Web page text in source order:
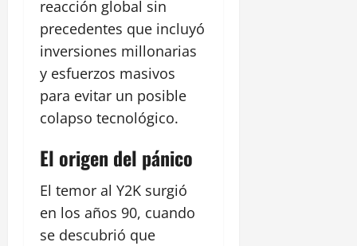
reacción global sin
precedentes que incluyó
inversiones millonarias
y esfuerzos masivos
para evitar un posible
colapso tecnológico.
El origen del pánico
El temor al Y2K surgió
en los años 90, cuando
se descubrió que